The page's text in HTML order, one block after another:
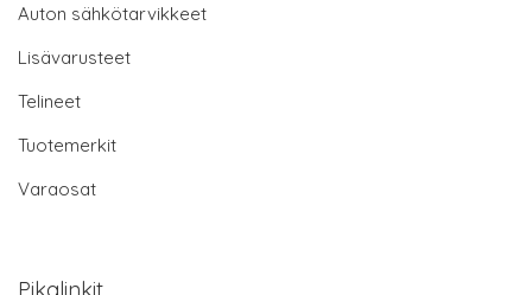
Auton sähkötarvikkeet
Lisävarusteet
Telineet
Tuotemerkit
Varaosat
Pikalinkit